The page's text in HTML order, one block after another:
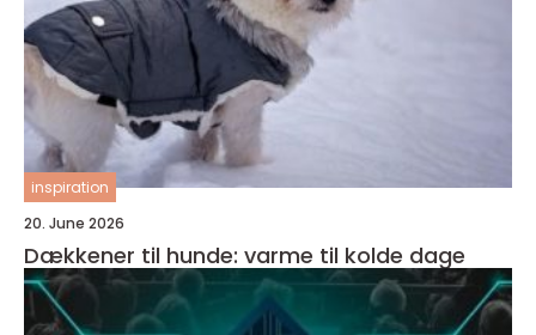
inspiration
20. June 2026
Dækkener til hunde: varme til kolde dage